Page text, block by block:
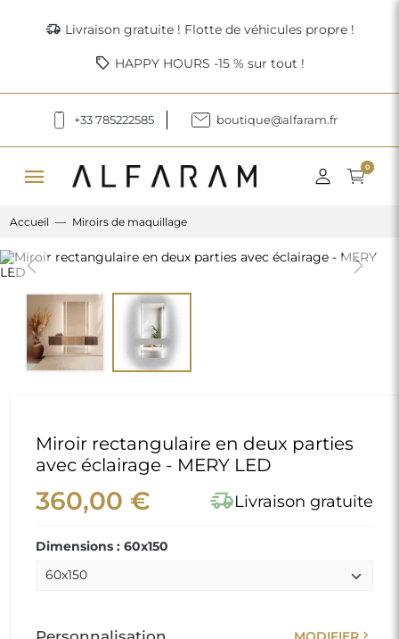
delivery_truck_speed Livraison gratuite ! Flotte de véhicules propre !
sell HAPPY HOURS -15 % sur tout !
+33 785222585 boutique@alfaram.fr
menu 0
Accueil Miroirs de maquillage
Previous Next
Miroir rectangulaire en deux parties
avec éclairage - MERY LED
360,00 € delivery_truck_speedLivraison gratuite
Dimensions : 60x150
chevron_right